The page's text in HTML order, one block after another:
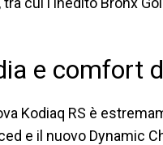
e comfort
Kodiaq RS è
e il nuovo Dynamic